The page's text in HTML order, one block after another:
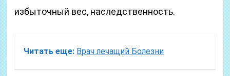
избыточный вес, наследственность.
Читать еще: Врач лечащий Болезни